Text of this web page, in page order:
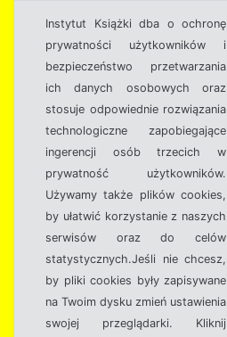
Instytut Książki dba o ochronę
prywatności użytkowników i
bezpieczeństwo przetwarzania
ich danych osobowych oraz
stosuje odpowiednie rozwiązania
technologiczne zapobiegające
ingerencji osób trzecich w
prywatność użytkowników.
Używamy także plików cookies,
by ułatwić korzystanie z naszych
serwisów oraz do celów
statystycznych.Jeśli nie chcesz,
by pliki cookies były zapisywane
na Twoim dysku zmień ustawienia
swojej przeglądarki. Kliknij